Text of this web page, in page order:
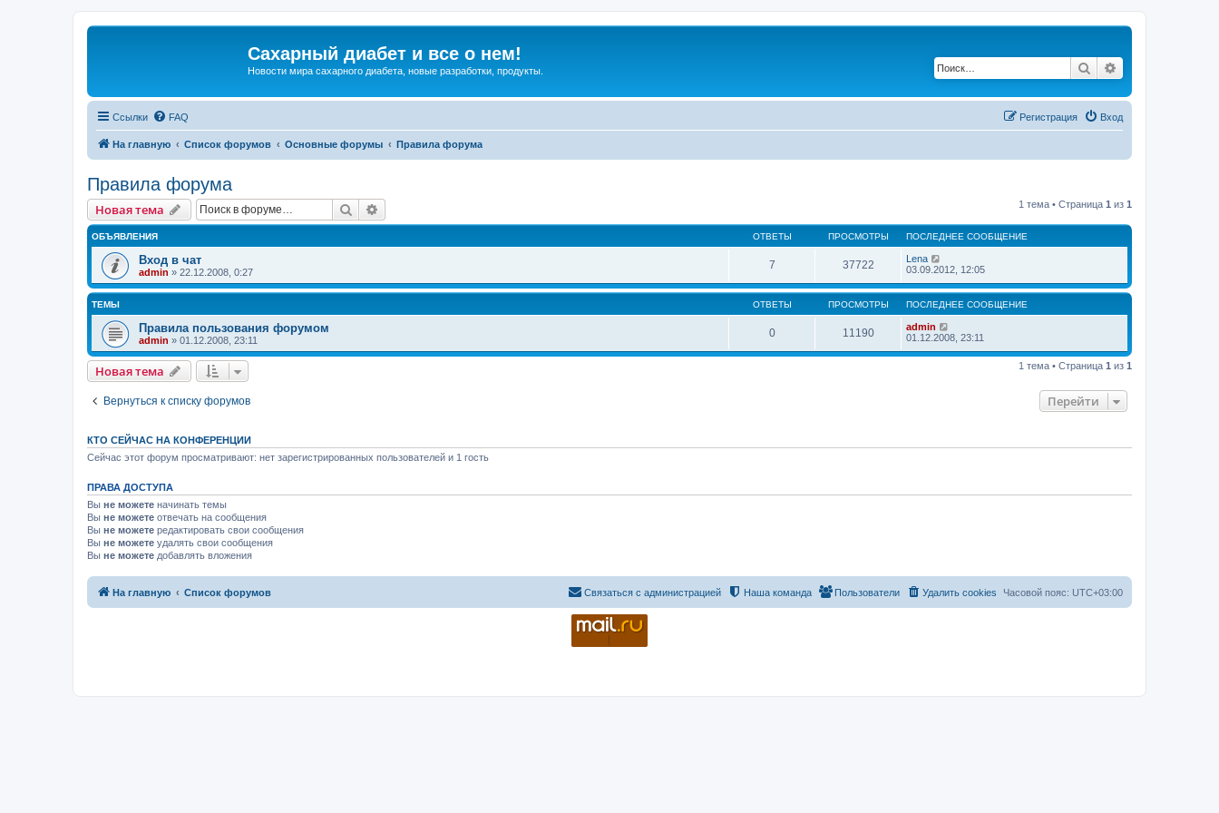
Сахарный диабет и все о нем!
Новости мира сахарного диабета, новые разработки, продукты. Поиск
Ссылки FAQ Вход
Регистрация
На главную Список форумов Основные форумы Правила форума
Правила форума
Новая тема Поиск 1 тема • Страница 1 из 1
ОБЪЯВЛЕНИЯ ОТВЕТЫ ПРОСМОТРЫ ПОСЛЕДНЕЕ СООБЩЕНИЕ
Вход в чат
admin » 22.12.2008, 0:27
7 37722
Lena
03.09.2012, 12:05
ТЕМЫ ОТВЕТЫ ПРОСМОТРЫ ПОСЛЕДНЕЕ СООБЩЕНИЕ
Правила пользования форумом
admin » 01.12.2008, 23:11
0 11190
admin
01.12.2008, 23:11
Новая тема 1 тема • Страница 1 из 1
Вернуться к списку форумов Перейти
КТО СЕЙЧАС НА КОНФЕРЕНЦИИ
Сейчас этот форум просматривают: нет зарегистрированных пользователей и 1 гость
ПРАВА ДОСТУПА
Вы не можете начинать темы
Вы не можете отвечать на сообщения
Вы не можете редактировать свои сообщения
Вы не можете удалять свои сообщения
Вы не можете добавлять вложения
На главную Список форумов Часовой пояс: UTC+03:00
Удалить cookies
Пользователи
Наша команда
Связаться с администрацией